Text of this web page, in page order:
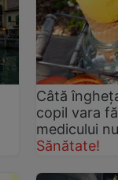
Câtă
copil vara
medicului
Sănătate!